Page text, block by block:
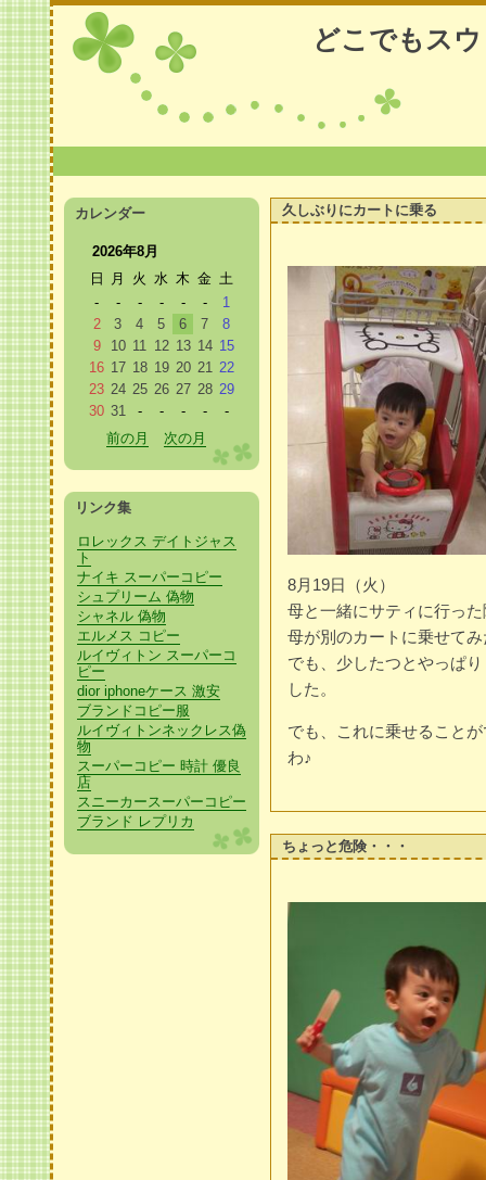
どこでもス
久しぶりにカートに乗る
8月19日（火）
母と一緒にサティに行っ
母が別のカートに乗せて
でも、少したつとやっぱ
した。
でも、これに乗せること
わ♪
ちょっと危険・・・
カレンダー
2026年8月
日
月 火 水 木 金 土
-
- - - - -
1
2
3 4 5 6 7
8
9
10 11 12 13 14 15
16 17 18 19 20 21 22
23 24 25 26 27 28 29
30 31 - - - -
-
前の月
次の月
リンク集
ロレックス デイトジャス
ト
ナイキ スーパーコピー
シュプリーム 偽物
シャネル 偽物
エルメス コピー
ルイヴィトン スーパーコ
ピー
dior iphoneケース 激安
ブランドコピー服
ルイヴィトンネックレス偽
物
スーパーコピー 時計 優良
店
スニーカースーパーコピー
ブランド レプリカ